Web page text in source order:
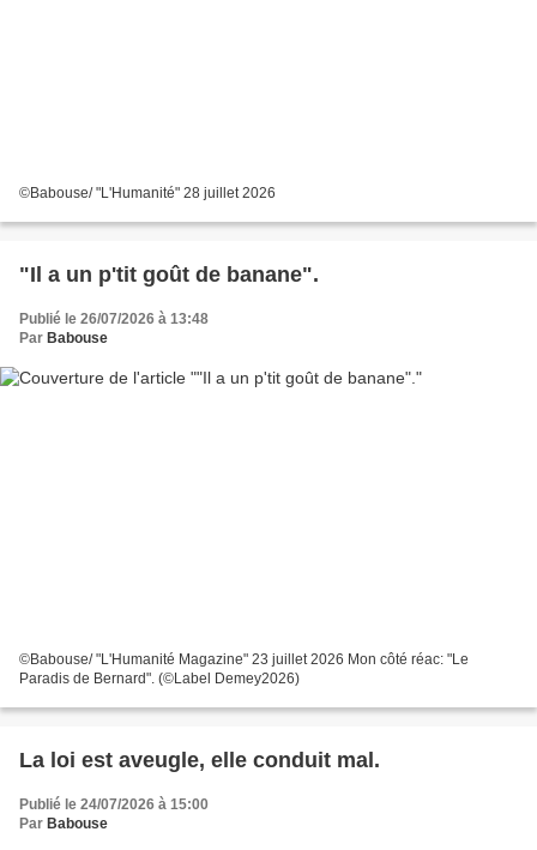
©Babouse/ "L'Humanité" 28 juillet 2026
"Il a un p'tit goût de banane".
Publié le 26/07/2026 à 13:48
Par Babouse
©Babouse/ "L'Humanité Magazine" 23 juillet 2026 Mon côté réac: "Le
Paradis de Bernard". (©Label Demey2026)
La loi est aveugle, elle conduit mal.
Publié le 24/07/2026 à 15:00
Par Babouse